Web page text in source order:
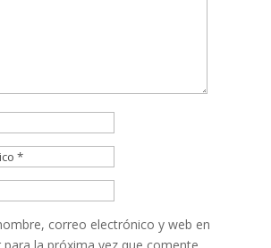
correo electrónico y web en